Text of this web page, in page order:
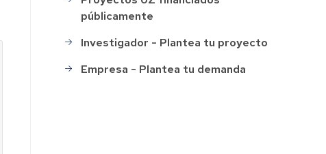
Impresos
Recursos
humanos
públicamente
Investigador - Plantea tu proyecto
Empresa - Plantea tu demanda